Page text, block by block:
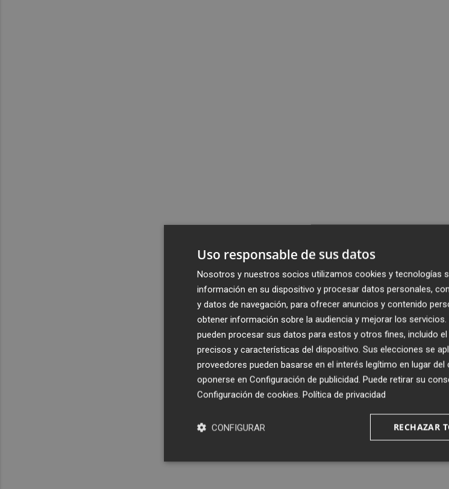
Uso responsable de sus datos
Nosotros y nuestros socios utilizamos cookies y tecnologías
información en su dispositivo y procesar datos personales,
y datos de navegación, para ofrecer anuncios y contenido
obtener información sobre la audiencia y mejorar los servicios.
pueden procesar sus datos para estos y otros fines, incluido
precisos y características del dispositivo. Sus elecciones se
proveedores pueden basarse en el interés legítimo en lugar
oponerse en Configuración de publicidad. Puede retirar su
Configuración de cookies. Política de privacidad
RECHAZAR
CONFIGURAR